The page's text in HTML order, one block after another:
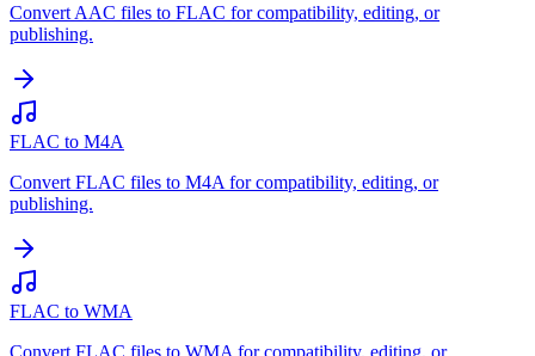
Convert AAC files to FLAC for compatibility, editing, or
publishing.
FLAC to M4A
Convert FLAC files to M4A for compatibility, editing, or
publishing.
FLAC to WMA
Convert FLAC files to WMA for compatibility, editing, or